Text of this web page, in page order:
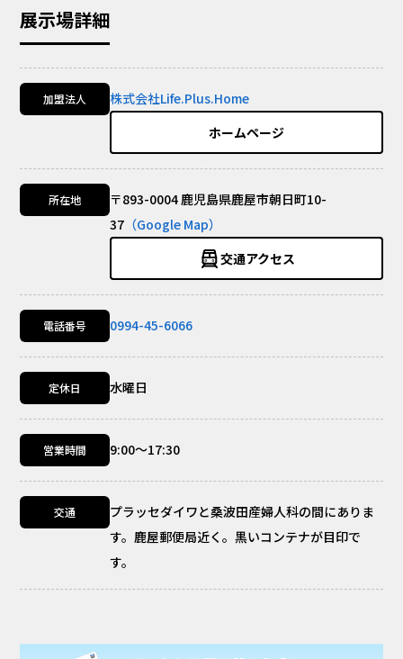
展示場詳細
加盟法人
株式会社Life.Plus.Home
ホームページ
所在地
〒893-0004 鹿児島県鹿屋市朝日町10-
37 （Google Map）
交通アクセス
電話番号 0994-45-6066
定休日 水曜日
営業時間 9:00～17:30
交通
プラッセダイワと桑波田産婦人科の間にありま
す。鹿屋郵便局近く。黒いコンテナが目印で
す。